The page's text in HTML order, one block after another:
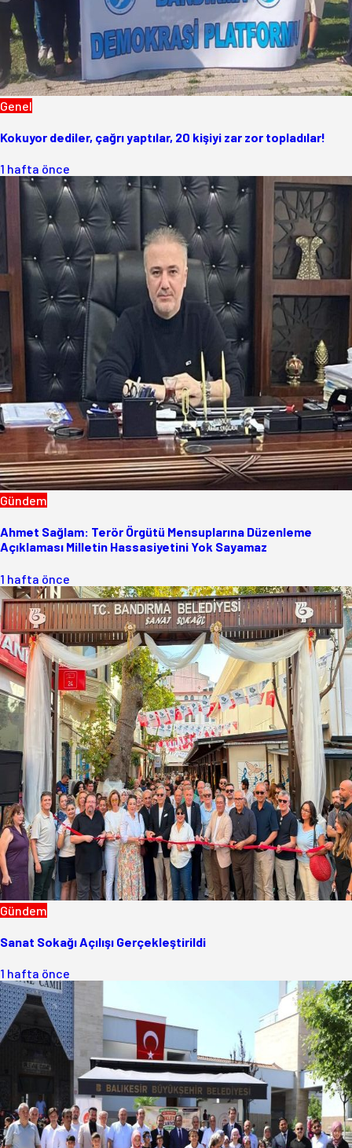
Genel
Kokuyor dediler, çağrı yaptılar, 20 kişiyi zar zor topladılar!
1 hafta önce
Gündem
Ahmet Sağlam: Terör Örgütü Mensuplarına Düzenleme
Açıklaması Milletin Hassasiyetini Yok Sayamaz
1 hafta önce
Gündem
Sanat Sokağı Açılışı Gerçekleştirildi
1 hafta önce